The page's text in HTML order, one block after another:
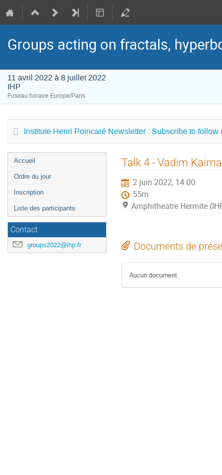
Groups acting on fractals,
11 avril 2022 à 8 juillet 2022
IHP
Fuseau horaire Europe/Paris
Institute Henri Poincaré Newsletter : Subscribe to follow
Menu
de
Accueil
Ordre du jour
Inscription
Liste des participants
Contact
groups2022@ihp.fr
Talk 4 - Vadim
2 juin 2022, 14:00
55m
Amphitheatre Hermite
Documents de
Aucun document.